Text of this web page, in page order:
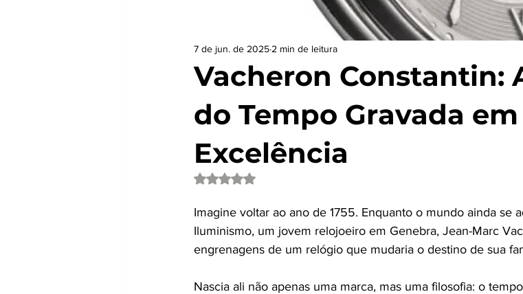
Vacheron Constantin:
do Tempo Gravada
Excelência
7 de jun. de 2025 2 min de leitura
Avaliado com NaN de 5 estrelas.
Imagine voltar ao ano de 1755. Enquanto o mundo ainda se
Iluminismo, um jovem relojoeiro em Genebra, Jean-Marc
engrenagens de um relógio que mudaria o destino de sua
Nascia ali não apenas uma marca, mas uma filosofia: o